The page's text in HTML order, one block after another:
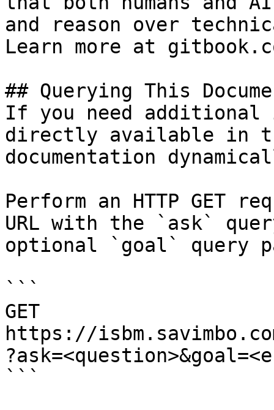
and reason over
Learn more at
## Querying This
If you need
directly available in
documentation
Perform an HTTP GET
URL with the `ask`
optional `goal` query
```
GET
https://
```